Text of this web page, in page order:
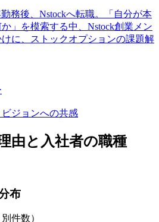
務後、Nstockへ転職。「自分が本
」を模索する中、Nstock創業メン
に、ストックオプションの課題解
ジョンへの共感
由と入社者の職種
布
件数）